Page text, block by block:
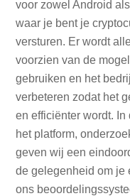
voor zowel Android
waar je bent je
versturen. Er wordt
voorzien van de
gebruiken en het
verbeteren zodat het
en efficiënter wordt. In
het platform,
geven wij een
de gelegenheid om je
ons